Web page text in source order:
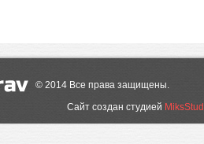
© 2014 Все права защищены.
Сайт создан студией